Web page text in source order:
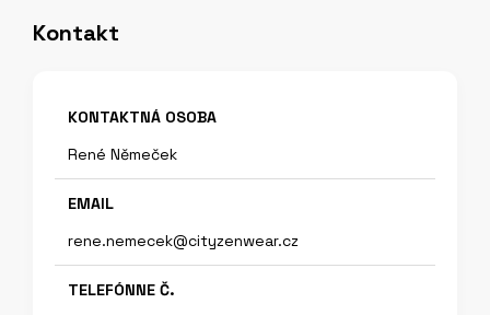
Kontakt
KONTAKTNÁ OSOBA
René Němeček
EMAIL
rene.nemecek@cityzenwear.cz
TELEFÓNNE Č.